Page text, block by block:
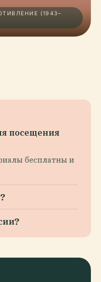
(1943–
посещения
бесплатны и